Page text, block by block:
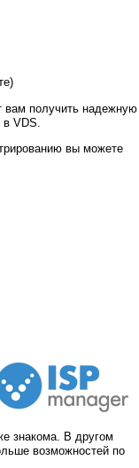
вам получить надежную
VDS.
вы можете
знакома. В другом
возможностей по